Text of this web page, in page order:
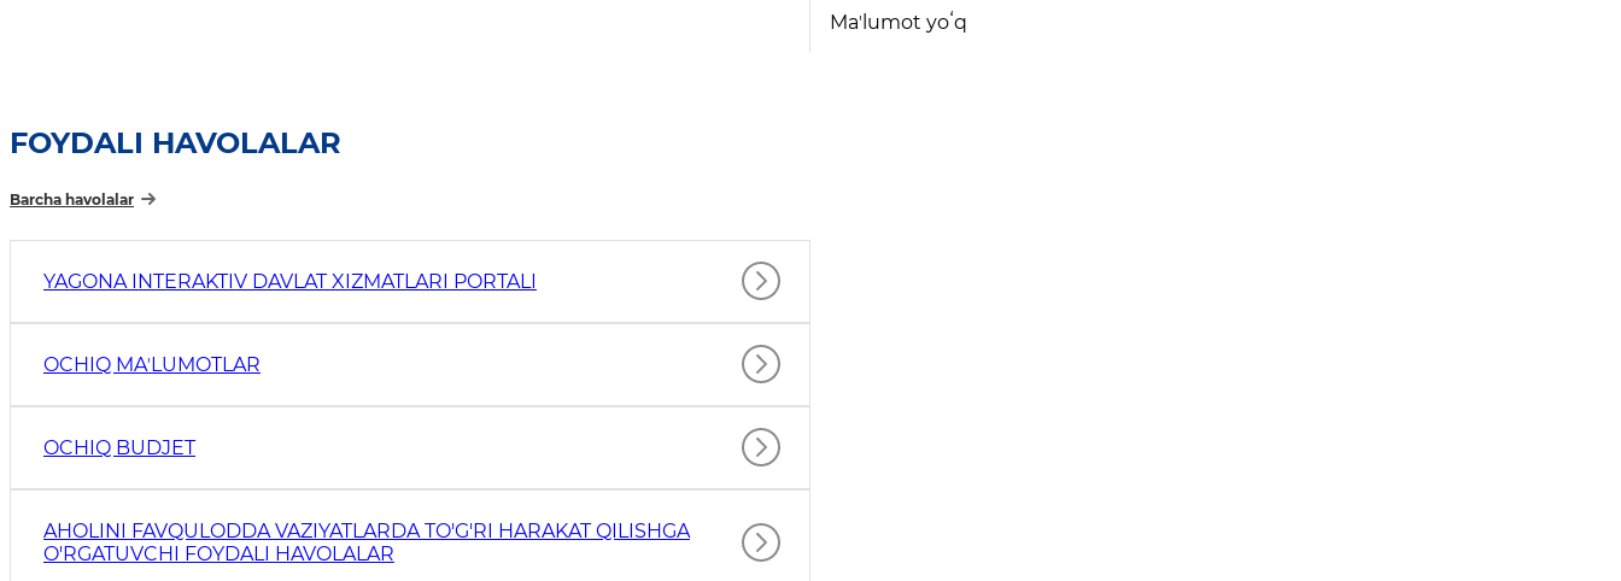
Maʼlumot yoʻq
FOYDALI HAVOLALAR
Barcha havolalar
YAGONA INTERAKTIV DAVLAT XIZMATLARI PORTALI
OCHIQ MAʼLUMOTLAR
OCHIQ BUDJET
AHOLINI FAVQULODDA VAZIYATLARDA TO'G'RI HARAKAT QILISHGA
O'RGATUVCHI FOYDALI HAVOLALAR